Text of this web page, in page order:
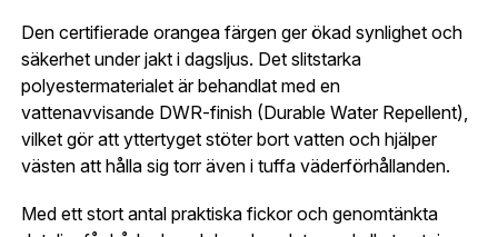
Den certifierade orangea färgen ger ökad synlighet och
säkerhet under jakt i dagsljus. Det slitstarka
polyestermaterialet är behandlat med en
vattenavvisande DWR-finish (Durable Water Repellent),
vilket gör att yttertyget stöter bort vatten och hjälper
västen att hålla sig torr även i tuffa väderförhållanden.
Med ett stort antal praktiska fickor och genomtänkta
Lösenord:*
Glömt lösenord?
Postnummer:*
Fyll i din e-post adress nedan så kontaktar vi dig
så fort den här produkten är tillbaka i vårt
sortiment.
Blaser Striker Dog handler Vest
E-post adress